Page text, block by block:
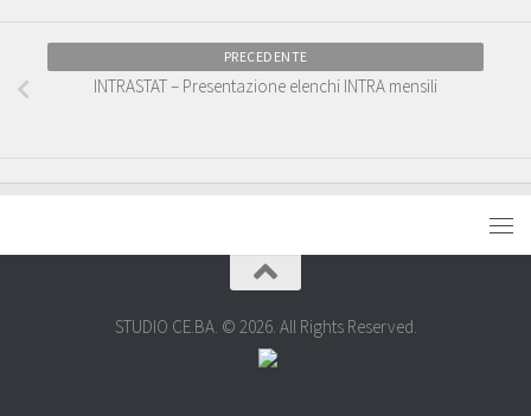
PRECEDENTE
INTRASTAT – Presentazione elenchi INTRA mensili
STUDIO CE.BA. © 2026. All Rights Reserved.